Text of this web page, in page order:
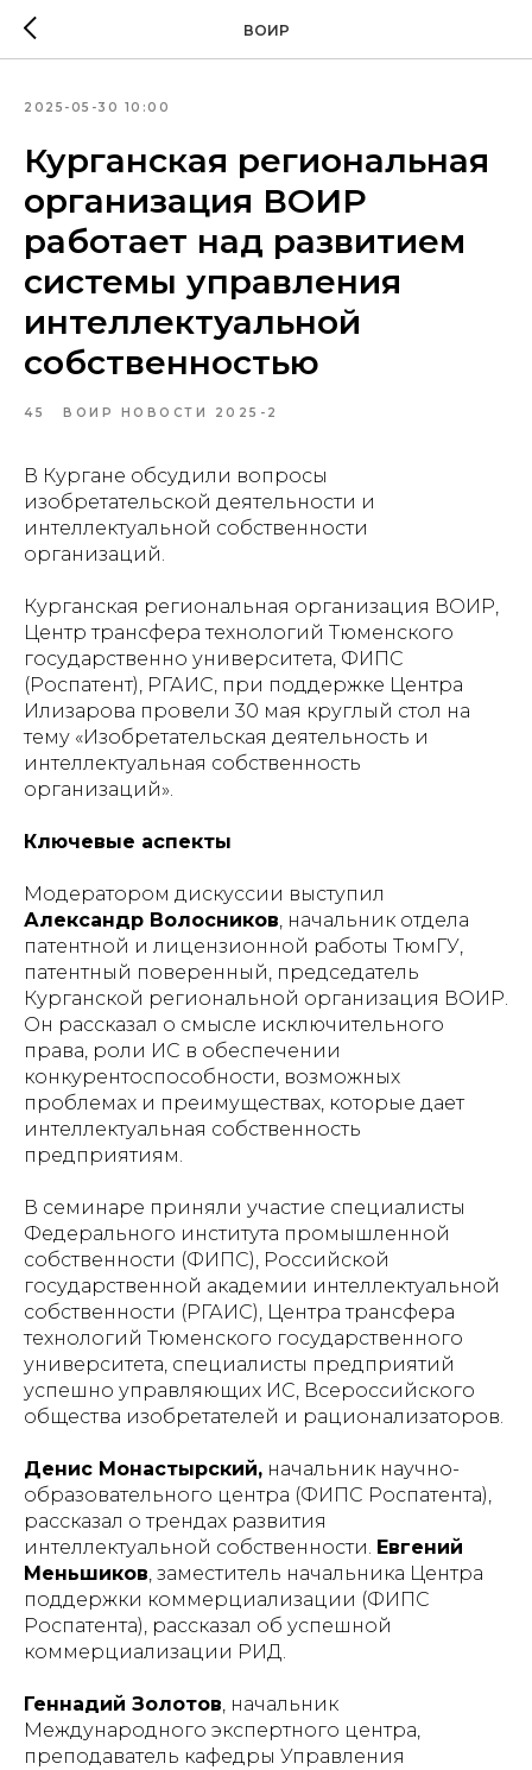
ВОИР
2025-05-30 10:00
Курганская региональная
организация ВОИР
работает над развитием
системы управления
интеллектуальной
собственностью
45 ВОИР НОВОСТИ 2025-2
В Кургане обсудили вопросы
изобретательской деятельности и
интеллектуальной собственности
организаций.
Курганская региональная организация ВОИР,
Центр трансфера технологий Тюменского
государственно университета, ФИПС
(Роспатент), РГАИС, при поддержке Центра
Илизарова провели 30 мая круглый стол на
тему «Изобретательская деятельность и
интеллектуальная собственность
организаций».
Ключевые аспекты
Модератором дискуссии выступил
Александр Волосников, начальник отдела
патентной и лицензионной работы ТюмГУ,
патентный поверенный, председатель
Курганской региональной организация ВОИР.
Он рассказал о смысле исключительного
права, роли ИС в обеспечении
конкурентоспособности, возможных
проблемах и преимуществах, которые дает
интеллектуальная собственность
предприятиям.
В семинаре приняли участие специалисты
Федерального института промышленной
собственности (ФИПС), Российской
государственной академии интеллектуальной
собственности (РГАИС), Центра трансфера
технологий Тюменского государственного
университета, специалисты предприятий
успешно управляющих ИС, Всероссийского
общества изобретателей и рационализаторов.
Денис Монастырский, начальник научно-
образовательного центра (ФИПС Роспатента),
рассказал о трендах развития
интеллектуальной собственности. Евгений
Меньшиков, заместитель начальника Центра
поддержки коммерциализации (ФИПС
Роспатента), рассказал об успешной
коммерциализации РИД.
Геннадий Золотов, начальник
Международного экспертного центра,
преподаватель кафедры Управления